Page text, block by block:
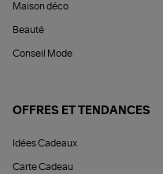
Maison déco
Beauté
Conseil Mode
OFFRES ET TENDANCES
Idées Cadeaux
Carte Cadeau